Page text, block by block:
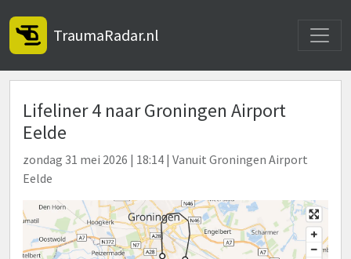
TraumaRadar.nl
Lifeliner 4 naar Groningen Airport
Eelde
zondag 31 mei 2026 | 18:14 | Vanuit Groningen Airport
Eelde